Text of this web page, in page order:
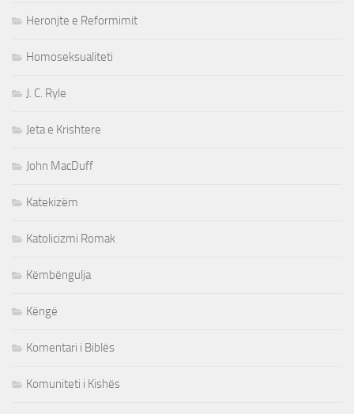
Heronjte e Reformimit
Homoseksualiteti
J. C. Ryle
Jeta e Krishtere
John MacDuff
Katekizëm
Katolicizmi Romak
Këmbëngulja
Këngë
Komentari i Biblës
Komuniteti i Kishës